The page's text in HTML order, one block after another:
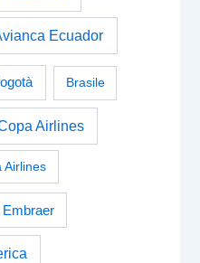
Ecuador
Brasile
Airlines
Airlines
Embraer